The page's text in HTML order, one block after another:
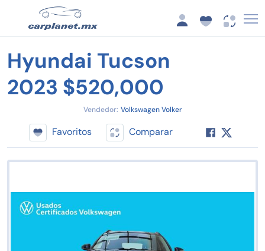
Hyundai Tucson
2023 $520,000
Vendedor: Volkswagen Volker
Favoritos Comparar